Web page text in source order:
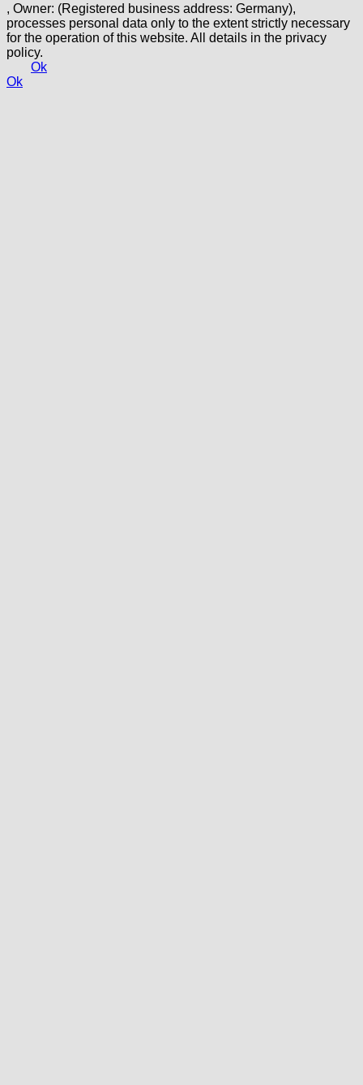
, Owner: (Registered business address: Germany),
processes personal data only to the extent strictly necessary
for the operation of this website. All details in the privacy
policy.
Ok
Ok